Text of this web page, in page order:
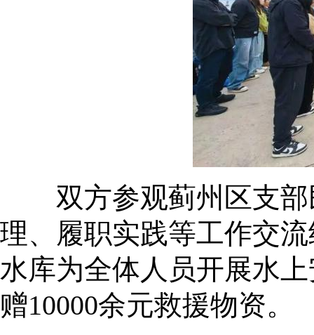
双方参观蓟州区支部
理、履职实践等工作交
水库为全体人员开展水
赠10000余元救援物资。